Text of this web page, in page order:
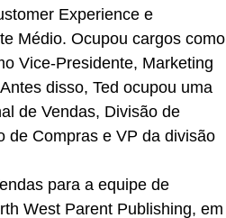
Experience e
Médio. Ocupou cargos como
Vice-Presidente, Marketing
disso, Ted ocupou uma
de Vendas, Divisão de
de Compras e VP da divisão
para a equipe de
West Parent Publishing, em